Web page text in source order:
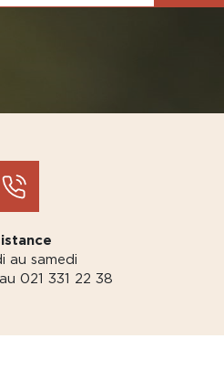
au samedi
021 331 22 38